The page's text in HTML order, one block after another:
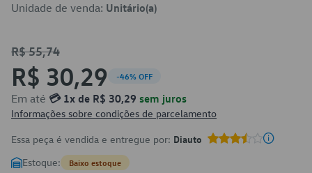
Unidade de venda: Unitário(a)
R$ 55,74
R$ 30,29 -46% OFF
Em até 💳 1x de R$ 30,29 sem juros
Informações sobre condições de parcelamento
Essa peça é vendida e entregue por: Diauto
Estoque: Baixo estoque